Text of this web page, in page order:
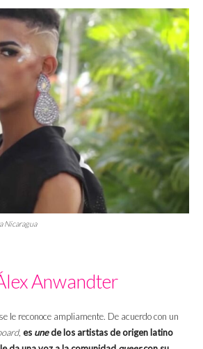
Nicaragua
Anwandter
le reconoce ampliamente. De acuerdo con un
, es unede los artistas de origen latino